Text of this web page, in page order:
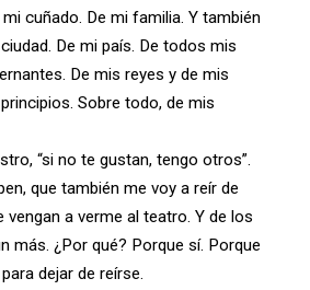
cuñado. De mi familia. Y también
De mi país. De todos mis
De mis reyes y de mis
Sobre todo, de mis
“si no te gustan, tengo otros”.
que también me voy a reír de
vengan a verme al teatro. Y de los
más. ¿Por qué? Porque sí. Porque
dejar de reírse.